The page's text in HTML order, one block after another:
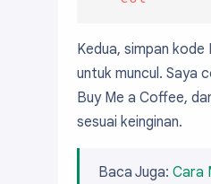
}
margin-
  gap: 1rem;
Kedua, simpan kode
untuk muncul. Saya
Buy Me a Coffee,
sesuai keinginan.
Baca Juga: Cara